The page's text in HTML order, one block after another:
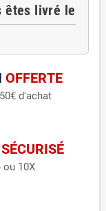
êtes livré le
OFFERTE
d'achat
SÉCURISÉ
ou 10X